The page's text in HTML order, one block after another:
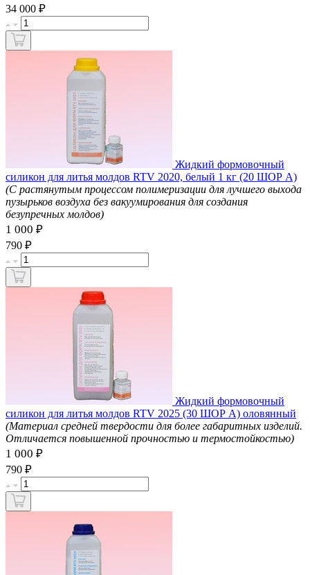
34 000 ₽
Жидкий формовочный
силикон для литья молдов RTV 2020, белый 1 кг (20 ШОР А)
(С растянутым процессом полимеризации для лучшего выхода
пузырьков воздуха без вакуумирования для создания
безупречных молдов)
1 000 ₽
790 ₽
Жидкий формовочный
силикон для литья молдов RTV 2025 (30 ШОР A) оловянный
(Материал средней твердости для более габаритных изделий.
Отличается повышенной прочностью и термостойкостью)
1 000 ₽
790 ₽